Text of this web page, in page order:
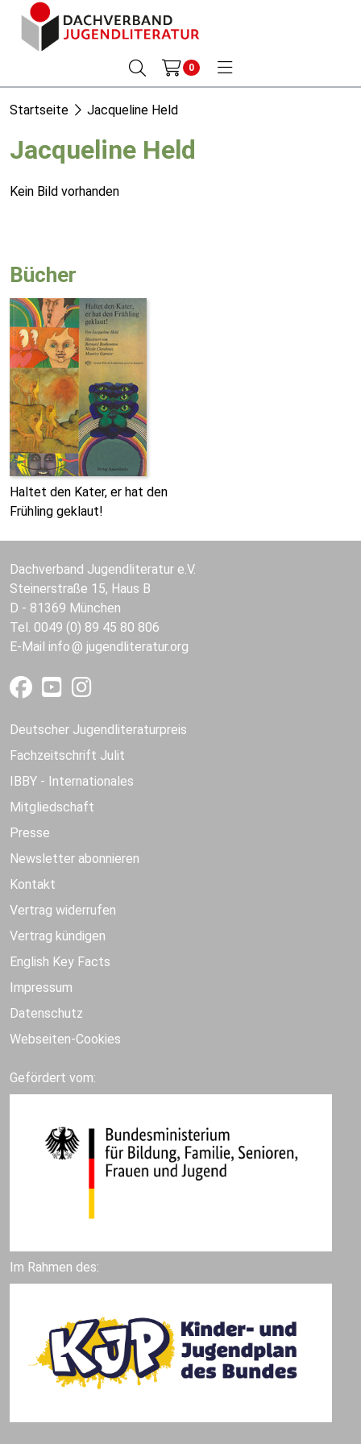
0
Startseite Jacqueline Held
Jacqueline Held
Kein Bild vorhanden
Bücher
Haltet den Kater, er hat den
Frühling geklaut!
Dachverband Jugendliteratur e.V.
Steinerstraße 15, Haus B
D - 81369 München
Tel. 0049 (0) 89 45 80 806
E-Mail info jugendliteratur.org
Deutscher Jugendliteraturpreis
Fachzeitschrift Julit
IBBY - Internationales
Mitgliedschaft
Presse
Newsletter abonnieren
Kontakt
Vertrag widerrufen
Vertrag kündigen
English Key Facts
Impressum
Datenschutz
Webseiten-Cookies
Gefördert vom:
Im Rahmen des: